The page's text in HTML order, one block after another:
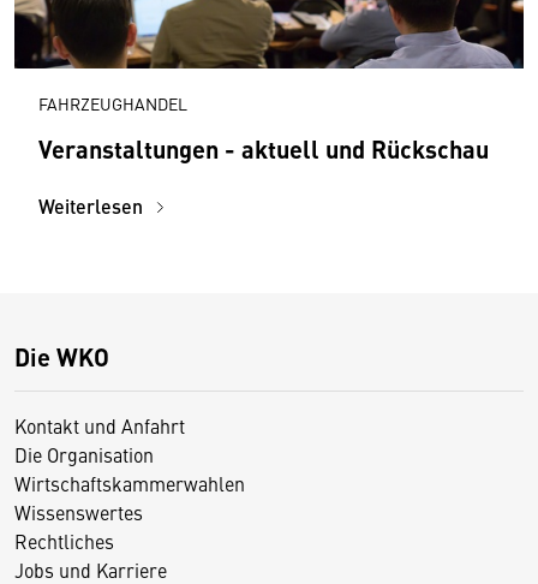
FAHRZEUGHANDEL
Veranstaltungen - aktuell und Rückschau
Weiterlesen
Die WKO
Kontakt und Anfahrt
Die Organisation
Wirtschaftskammerwahlen
Wissenswertes
Rechtliches
Jobs und Karriere